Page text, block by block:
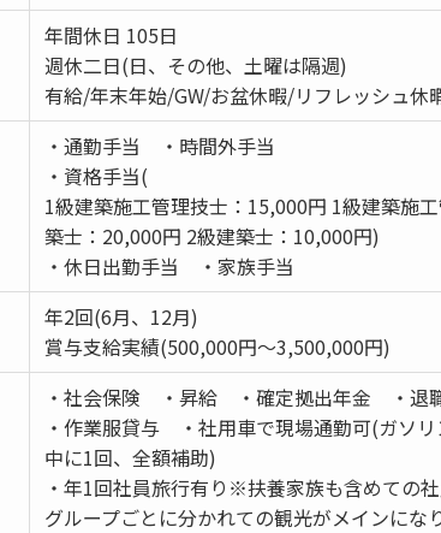
年間休日 105日
週休二日(日、その他、土曜は隔週)
有給/年末年始/GW/お盆休暇/リフレッシュ休
・通勤手当 ・時間外手当
・資格手当(
1級建築施工管理技士：15,000円 1級建築施
築士：20,000円 2級建築士：10,000円)
・休日出勤手当 ・家族手当
年2回(6月、12月)
賞与支給実績(500,000円～3,500,000円)
・社会保険 ・昇給 ・確定拠出年金 ・退
・作業服貸与 ・社用車で現場通勤可(ガソ
中に1回、全額補助)
・年1回社員旅行有り※扶養家族も含めての
グループごとに分かれての観光がメインになり